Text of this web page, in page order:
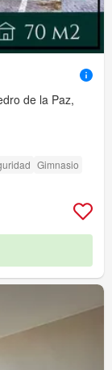
de la Paz,
Gimnasio